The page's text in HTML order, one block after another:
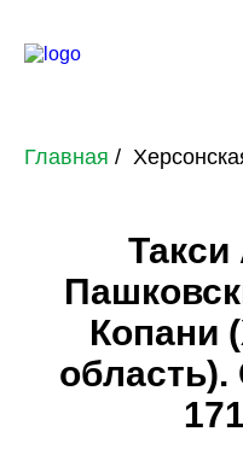
Главная
Такси
Копани
область).